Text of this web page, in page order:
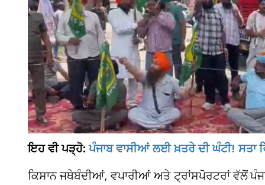
ਇਹ ਵੀ ਪੜ੍ਹੋ:ਪੰਜਾਬ ਵਾਸੀਆਂ ਲਈ ਖ਼ਤਰੇ ਦੀ ਘੰਟੀ! ਸਤਾ
ਕਿਸਾਨ ਜਥੇਬੰਦੀਆਂ, ਵਪਾਰੀਆਂ ਅਤੇ ਟ੍ਰਾਂਸਪੋਰਟਰਾਂ ਵੱਲੋਂ